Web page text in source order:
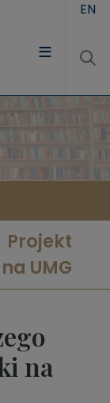
EN
Projekt
UMG
na